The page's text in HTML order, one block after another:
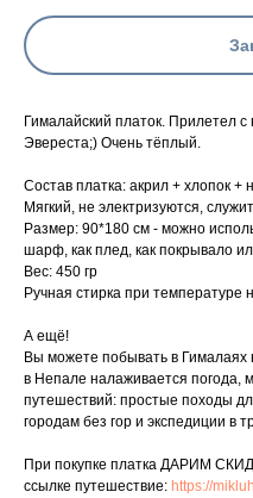
Гималайский платок. Прилетел
Эвереста;) Очень тёплый.
Состав платка: акрил + хлопок
Мягкий, не электризуются,
Размер: 90*180 см - можно
шарф, как плед, как покрывало
Вес: 450 гр
Ручная стирка при температуре
А ещё!
Вы можете побывать в Гималаях
в Непале налаживается погода,
путешествий: простые походы
городам без гор и экспедиции в
При покупке платка ДАРИМ
ссылке путешествие: https://